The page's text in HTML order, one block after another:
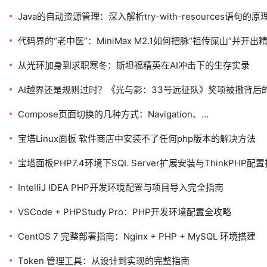
Java的自动资源管理：深入解析try-with-resources语句的原
代码界的“老中医”：MiniMax M2.1如何把脉“祖传屎山”并开出
从光环加身到求职寒冬：斯坦福精英在AI冲击下的生存实录
AI越界还是规则过时？《光与影：33号远征队》奖项被撤背后
Compose页面切换的几种方式：Navigation、
宝塔Linux面板 软件商店中安装不了任何php版本的解决方法
宝塔面板PHP7.4环境下SQL Server扩展安装与ThinkPHP配置
IntelliJ IDEA PHP开发环境配置与项目导入完全指南
VSCode + PHPStudy Pro：PHP开发环境配置全攻略
CentOS 7 完整部署指南：Nginx + PHP + MySQL 环境搭建
Token 管理工具：从设计到实现的完整指南